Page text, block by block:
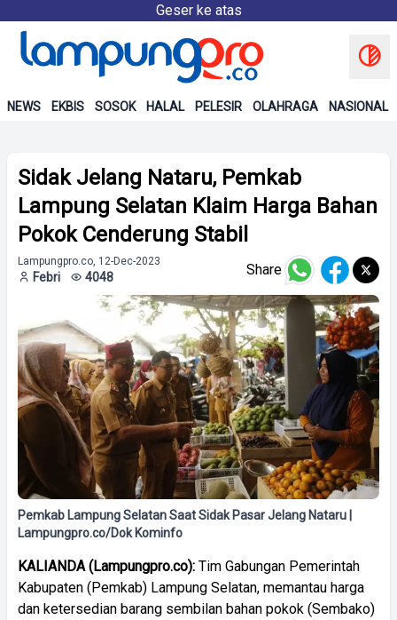
Geser ke atas
NEWS EKBIS SOSOK HALAL PELESIR OLAHRAGA NASIONAL
Sidak Jelang Nataru, Pemkab
Lampung Selatan Klaim Harga Bahan
Pokok Cenderung Stabil
Lampungpro.co, 12-Dec-2023
Febri 4048 Share
Pemkab Lampung Selatan Saat Sidak Pasar Jelang Nataru |
Lampungpro.co/Dok Kominfo
KALIANDA (Lampungpro.co): Tim Gabungan Pemerintah
Kabupaten (Pemkab) Lampung Selatan, memantau harga
dan ketersedian barang sembilan bahan pokok (Sembako)